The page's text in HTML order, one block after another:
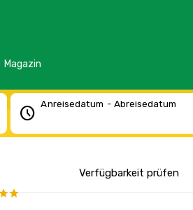
Magazin
schedule Anreisedatum - Abreisedatum
Verfügbarkeit prüfen